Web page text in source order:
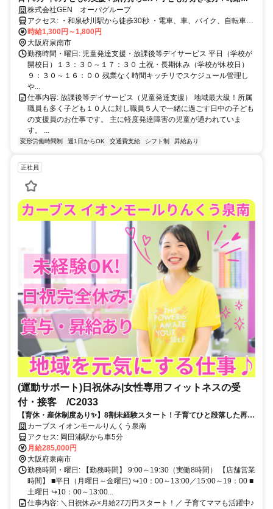
1300〜1500円｜週1〜OK・残業なし・駅徒歩30秒◎・勤務日数により
賞与あり・代表も元リハ職です！
株式会社GEN オーパグループ
アクセス: ・和泉砂川駅から徒歩30秒 ・電車、車、バイク、自転車通
勤可能
時給1,300円～1,800円
大阪府泉南市
勤務時間・曜日: 児童発達支援・放課後等デイサービス 平日（学校が
開校日）１３：３０～１７：３０ 土祝・長期休み（学校が休校日）
９：３０～１６：００ 残業なく時間キッチリでスケジュール管理し
や...
仕事内容: 放課後等デイサービス（児童発達支援） 地域最大級！所属
職員も多く子ども１０人に対し職員５人で一緒に過ごす日中の子ども
の支援員のお仕事です。 主に軽度発達障害の児童が通われていま
す。 ...
変形労働時間制 週1日からOK 交通費支給 シフト制 昇給あり
正社員
(運動サポート)日祝休み|女性専用フィットネスの受
付・接客 /C2033
【育休・産休制度あり✨】8割未経験スタート！子育てひと段落した再ス
タートに⭐女性スタッフ活躍中♪家庭・プライベートとの両立しっかり！
カーブス イオンモールりんくう泉南
アクセス: 岡田浦駅から車5分
月給285,000円
大阪府泉南市
勤務時間・曜日: 【勤務時間】 9:00～19:30（実働8時間） 【店舗営業
時間】 ■平日（月曜日～金曜日) ↪10：00～13:00／15:00～19：00 ■
土曜日 ↪10：00～13:00...
仕事内容: ＼日祝休み×月給27万円スタート！／ 子育てママも活躍中♪